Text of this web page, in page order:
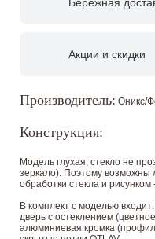
Акции и скидки
Производитель: Оникс/
Конструкция:
Модель глухая, стекло не
зеркало). Поэтому
обработки стекла и
В комплект с моделью входит:
дверь с остеклением
алюминиевая кромка